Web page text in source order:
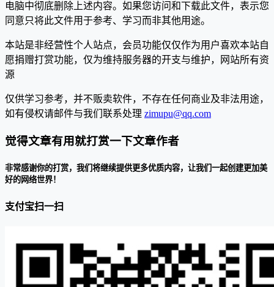
电脑中彻底删除上述内容。如果您访问和下载此文件，表示您
同意只将此文件用于参考、学习而非其他用途。
本站是非经营性个人站点，会员功能仅仅作为用户喜欢本站自
愿捐赠打赏功能，仅为维持服务器的开支与维护，网站所有资
源
仅供学习参考，并不贩卖软件，不存在任何商业及非法用途，
如有侵权请邮件与我们联系处理 zimupu@qq.com
觉得文章有用就打赏一下文章作者
非常感谢你的打赏，我们将继续提供更多优质内容，让我们一起创建更加美
好的网络世界！
支付宝扫一扫